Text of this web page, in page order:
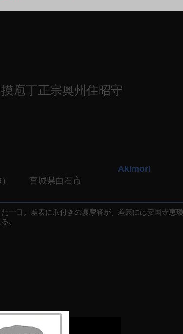
庖丁正宗奥州住昭守
宮城県白石市
Akimori
一口。差表に爪付きの護摩箸が、差裏には安国寺恵瓊
。